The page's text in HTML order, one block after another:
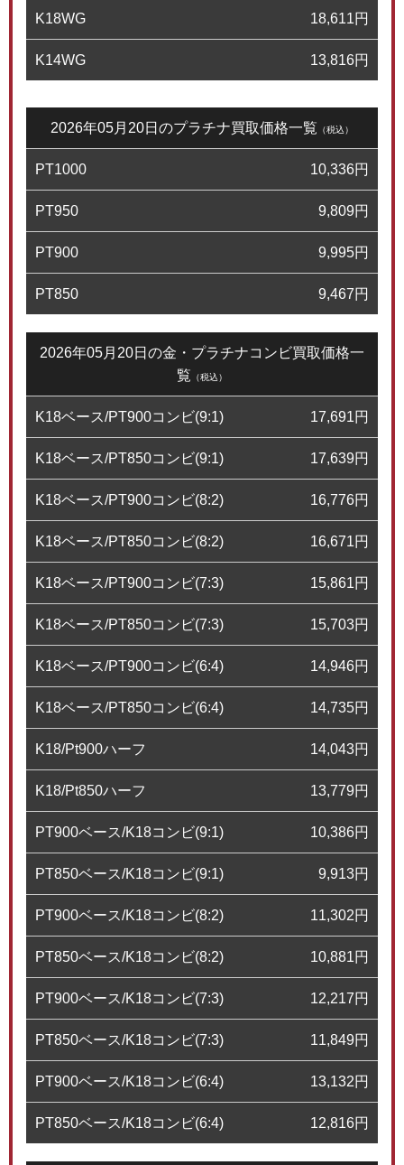
K18WG 18,611円
K14WG 13,816円
2026年05月20日のプラチナ買取価格一覧 （税込）
PT1000 10,336円
PT950 9,809円
PT900 9,995円
PT850 9,467円
2026年05月20日の金・プラチナコンビ買取価格一
覧 （税込）
K18ベース/PT900コンビ(9:1) 17,691円
K18ベース/PT850コンビ(9:1) 17,639円
K18ベース/PT900コンビ(8:2) 16,776円
K18ベース/PT850コンビ(8:2) 16,671円
K18ベース/PT900コンビ(7:3) 15,861円
K18ベース/PT850コンビ(7:3) 15,703円
K18ベース/PT900コンビ(6:4) 14,946円
K18ベース/PT850コンビ(6:4) 14,735円
K18/Pt900ハーフ 14,043円
K18/Pt850ハーフ 13,779円
PT900ベース/K18コンビ(9:1) 10,386円
PT850ベース/K18コンビ(9:1) 9,913円
PT900ベース/K18コンビ(8:2) 11,302円
PT850ベース/K18コンビ(8:2) 10,881円
PT900ベース/K18コンビ(7:3) 12,217円
PT850ベース/K18コンビ(7:3) 11,849円
PT900ベース/K18コンビ(6:4) 13,132円
PT850ベース/K18コンビ(6:4) 12,816円